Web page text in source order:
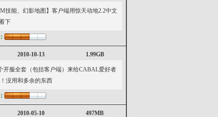
技能、幻影地图】客户端用惊天动地2.2中文
下
2010-10-13 1.99GB
服全套（包括客户端）来给CABAL爱好者
没用和多余的东西
2010-05-10 497MB